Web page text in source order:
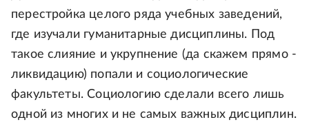
перестройка целого ряда учебных заведений,
где изучали гуманитарные дисциплины. Под
такое слияние и укрупнение (да скажем прямо -
ликвидацию) попали и социологические
факультеты. Социологию сделали всего лишь
одной из многих и не самых важных дисциплин.